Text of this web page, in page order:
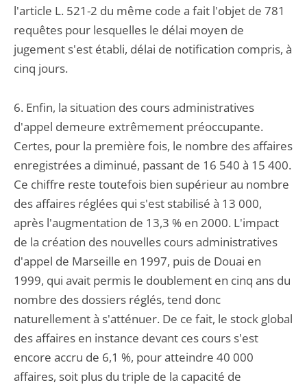
l'article L. 521-2 du même code a fait l'objet de 781
requêtes pour lesquelles le délai moyen de
jugement s'est établi, délai de notification compris, à
cinq jours.
6. Enfin, la situation des cours administratives
d'appel demeure extrêmement préoccupante.
Certes, pour la première fois, le nombre des affaires
enregistrées a diminué, passant de 16 540 à 15 400.
Ce chiffre reste toutefois bien supérieur au nombre
des affaires réglées qui s'est stabilisé à 13 000,
après l'augmentation de 13,3 % en 2000. L'impact
de la création des nouvelles cours administratives
d'appel de Marseille en 1997, puis de Douai en
1999, qui avait permis le doublement en cinq ans du
nombre des dossiers réglés, tend donc
naturellement à s'atténuer. De ce fait, le stock global
des affaires en instance devant ces cours s'est
encore accru de 6,1 %, pour atteindre 40 000
affaires, soit plus du triple de la capacité de